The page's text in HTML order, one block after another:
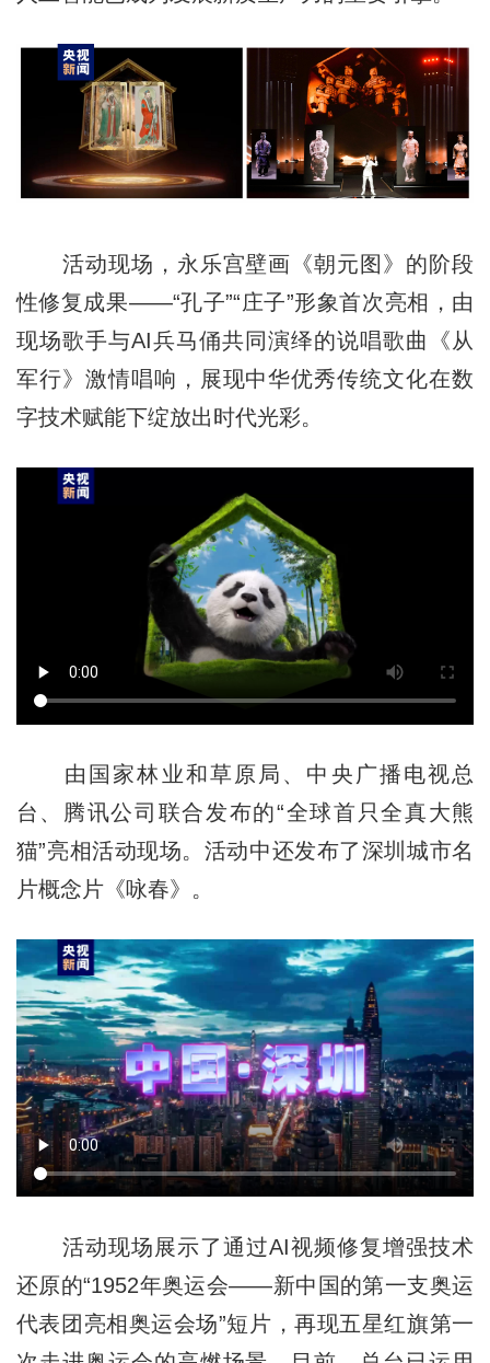
活动现场，永乐宫壁画《朝元图》的阶段
性修复成果——“孔子”“庄子”形象首次亮相，由
现场歌手与AI兵马俑共同演绎的说唱歌曲《从
军行》激情唱响，展现中华优秀传统文化在数
字技术赋能下绽放出时代光彩。
由国家林业和草原局、中央广播电视总
台、腾讯公司联合发布的“全球首只全真大熊
猫”亮相活动现场。活动中还发布了深圳城市名
片概念片《咏春》。
活动现场展示了通过AI视频修复增强技术
还原的“1952年奥运会——新中国的第一支奥运
代表团亮相奥运会场”短片，再现五星红旗第一